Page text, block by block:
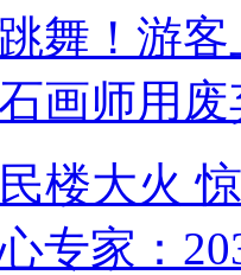
舞！游客
画师用
民楼大火
专家：